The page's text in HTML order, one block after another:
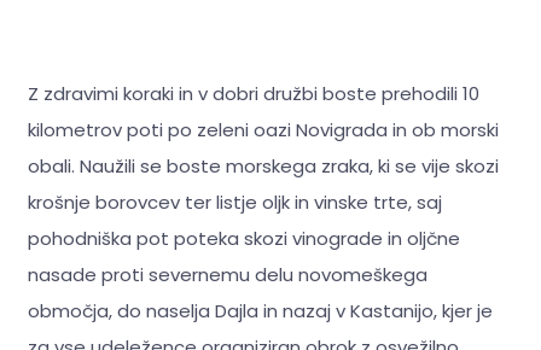
Z zdravimi koraki in v dobri družbi boste prehodili 10
kilometrov poti po zeleni oazi Novigrada in ob morski
obali. Naužili se boste morskega zraka, ki se vije skozi
krošnje borovcev ter listje oljk in vinske trte, saj
pohodniška pot poteka skozi vinograde in oljčne
nasade proti severnemu delu novomeškega
območja, do naselja Dajla in nazaj v Kastanijo, kjer je